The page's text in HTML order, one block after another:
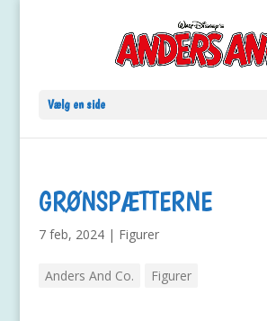
Vælg en side
GRØNSPÆTTERNE
7 feb, 2024| Figurer
Anders And Co. Figurer